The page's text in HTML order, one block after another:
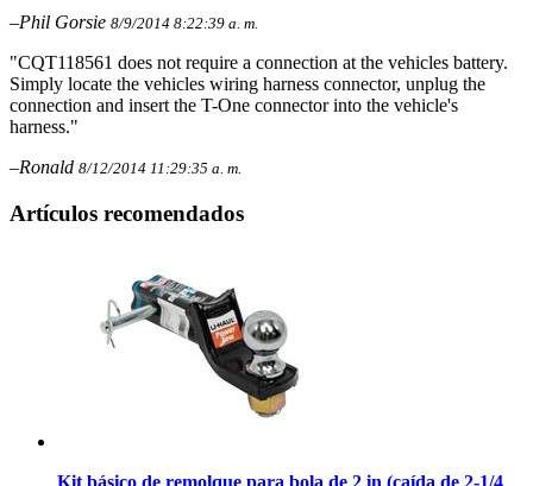
–Phil Gorsie 8/9/2014 8:22:39 a. m.
"CQT118561 does not require a connection at the vehicles battery.
Simply locate the vehicles wiring harness connector, unplug the
connection and insert the T-One connector into the vehicle's
harness."
–Ronald 8/12/2014 11:29:35 a. m.
Artículos recomendados
Kit básico de remolque para bola de 2 in (caída de 2-1/4